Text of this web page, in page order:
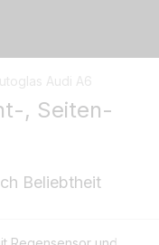
Audi A6
, Seiten-
Beliebtheit